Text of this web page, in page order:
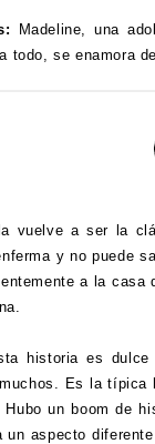
Madeline, una
todo, se enamora
vuelve a ser la
y no puede
a la casa
historia es
Es la
un boom de
un aspecto